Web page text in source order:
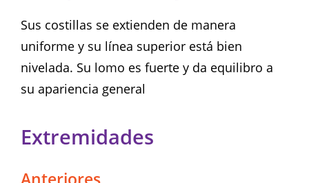
Sus costillas se extienden de manera
uniforme y su línea superior está bien
nivelada. Su lomo es fuerte y da equilibro a
su apariencia general
Extremidades